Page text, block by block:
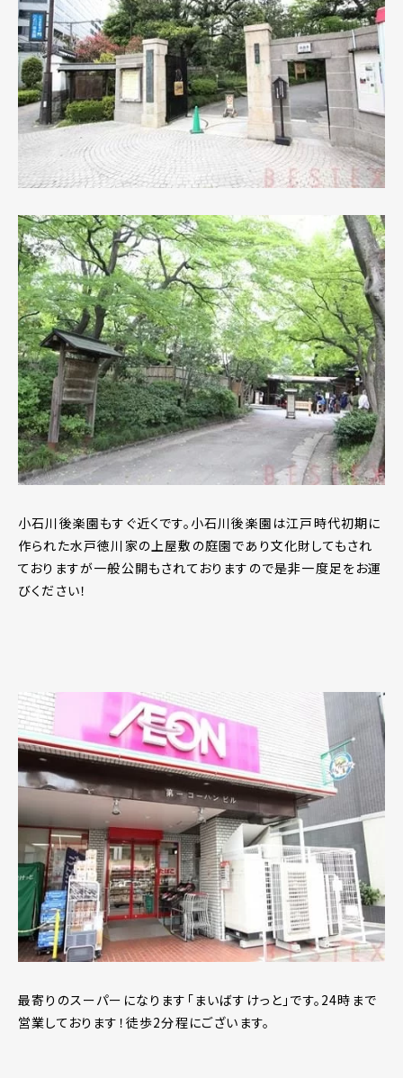
小石川後楽園もすぐ近くです。小石川後楽園は江戸時代初期に
作られた水戸徳川家の上屋敷の庭園であり文化財してもされ
ておりますが一般公開もされておりますので是非一度足をお運
びください！
最寄りのスーパーになります「まいばすけっと」です。24時まで
営業しております！徒歩2分程にございます。